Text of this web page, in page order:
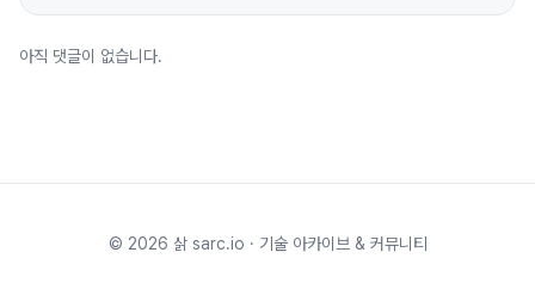
아직 댓글이 없습니다.
© 2026 삵 sarc.io · 기술 아카이브 & 커뮤니티